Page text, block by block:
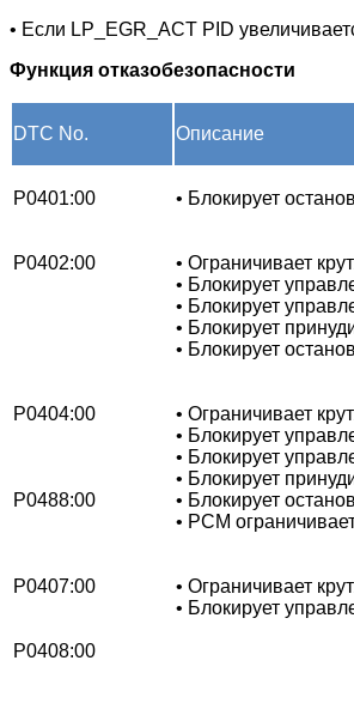
• Если LP_EGR_ACT PID
Функция отказобезопасности
DTC No. Описание
P0401:00 • Блокирует
P0402:00
• Ограничивает
• Блокирует
• Блокирует
• Блокирует
• Блокирует
P0404:00
• Ограничивает
• Блокирует
• Блокирует
• Блокирует
• Блокирует
• PCM
P0488:00
P0407:00
• Ограничивает
• Блокирует
P0408:00